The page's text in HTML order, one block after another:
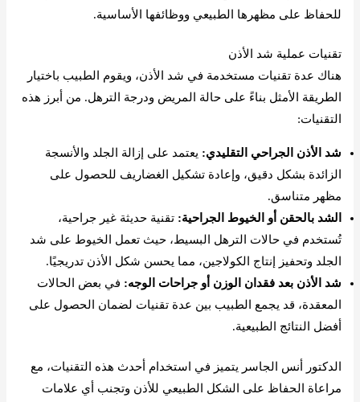
للحفاظ على مظهرها الطبيعي ووظائفها الأساسية.
تقنيات عملية شد الأذن
هناك عدة تقنيات مستخدمة في شد الأذن، ويقوم الطبيب باختيار
الطريقة الأمثل بناءً على حالة المريض ودرجة الترهل. من أبرز هذه
التقنيات:
شد الأذن الجراحي التقليدي: يعتمد على إزالة الجلد والأنسجة
الزائدة بشكل دقيق، وإعادة تشكيل الغضاريف للحصول على
مظهر متناسق.
الشد بالحقن أو الخيوط الجراحية: تقنية حديثة غير جراحية،
تُستخدم في حالات الترهل البسيط، حيث تعمل الخيوط على شد
الجلد وتحفيز إنتاج الكولاجين، مما يحسن شكل الأذن تدريجيًا.
شد الأذن بعد فقدان الوزن أو جراحات الوجه: في بعض الحالات
المعقدة، قد يجمع الطبيب بين عدة تقنيات لضمان الحصول على
أفضل النتائج الطبيعية.
الدكتور أنس الجاسر يتميز في استخدام أحدث هذه التقنيات، مع
مراعاة الحفاظ على الشكل الطبيعي للأذن وتجنب أي علامات